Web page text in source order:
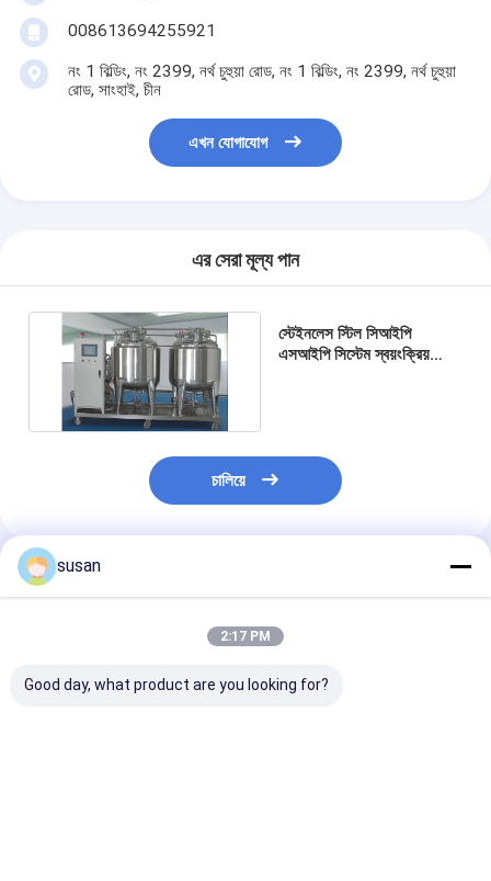
008613694255921
নং 1 বিল্ডিং, নং 2399, নর্থ চুহুয়া রোড, নং 1 বিল্ডিং, নং 2399, নর্থ চুহুয়া
রোড, সাংহাই, চীন
এখন যোগাযোগ
এর সেরা মূল্য পান
স্টেইনলেস স্টিল সিআইপি
এসআইপি সিস্টেম স্বয়ংক্রিয়
চালিয়ে
প্রস্তাবিত পণ্য
susan
2:17 PM
Good day, what product are you looking for?